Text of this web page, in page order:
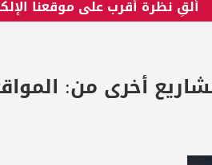
ألقِ نظرة أقرب على موقعنا
أخرى من: